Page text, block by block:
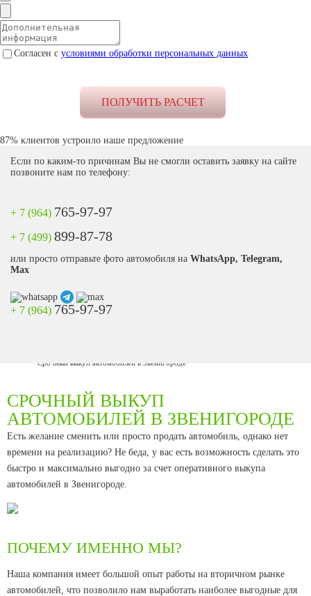
Согласен с условиями обработки персональных данных
87% клиентов устроило наше предложение
Если по каким-то причинам Вы не смогли оставить заявку на сайте
позвоните нам по телефону:
+ 7 (964) 765-97-97
+ 7 (499) 899-87-78
или просто отправьте фото автомобиля на WhatsApp, Telegram,
Max
+ 7 (964) 765-97-97
Срочный выкуп автомобилей в Звенигороде
СРОЧНЫЙ ВЫКУП
АВТОМОБИЛЕЙ В ЗВЕНИГОРОДЕ
Есть желание сменить или просто продать автомобиль, однако нет
времени на реализацию? Не беда, у вас есть возможность сделать это
быстро и максимально выгодно за счет оперативного выкупа
автомобилей в Звенигороде.
ПОЧЕМУ ИМЕННО МЫ?
Наша компания имеет большой опыт работы на вторичном рынке
автомобилей, что позволило нам выработать наиболее выгодные для